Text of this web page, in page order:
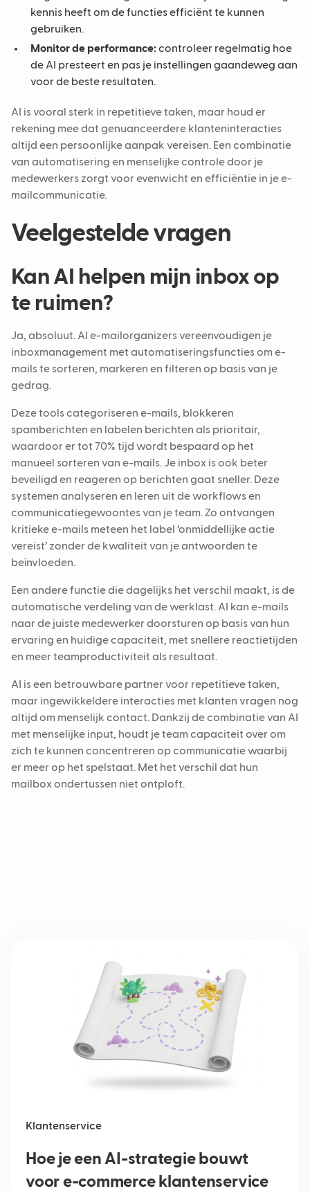
kennis heeft om de functies efficiënt te kunnen
gebruiken.
Monitor de performance:controleer regelmatig hoe
de AI presteert en pas je instellingen gaandeweg aan
voor de beste resultaten.
AI is vooral sterk in repetitieve taken, maar houd er
rekening mee dat genuanceerdere klanteninteracties
altijd een persoonlijke aanpak vereisen. Een combinatie
van automatisering en menselijke controle door je
medewerkers zorgt voor evenwicht en efficiëntie in je e-
mailcommunicatie.
Veelgestelde vragen
Kan AI helpen mijn inbox op
te ruimen?
Ja, absoluut. AI e-mailorganizers vereenvoudigen je
inboxmanagement met automatiseringsfuncties om e-
mails te sorteren, markeren en filteren op basis van je
gedrag.
Deze tools categoriseren e-mails, blokkeren
spamberichten en labelen berichten als prioritair,
waardoor er tot 70% tijd wordt bespaard op het
manueel sorteren van e-mails. Je inbox is ook beter
beveiligd en reageren op berichten gaat sneller. Deze
systemen analyseren en leren uit de workflows en
communicatiegewoontes van je team. Zo ontvangen
kritieke e-mails meteen het label ‘onmiddellijke actie
vereist’ zonder de kwaliteit van je antwoorden te
beïnvloeden.
Een andere functie die dagelijks het verschil maakt, is de
automatische verdeling van de werklast. AI kan e-mails
naar de juiste medewerker doorsturen op basis van hun
ervaring en huidige capaciteit, met snellere reactietijden
en meer teamproductiviteit als resultaat.
AI is een betrouwbare partner voor repetitieve taken,
maar ingewikkeldere interacties met klanten vragen nog
altijd om menselijk contact. Dankzij de combinatie van AI
met menselijke input, houdt je team capaciteit over om
zich te kunnen concentreren op communicatie waarbij
er meer op het spelstaat. Met het verschil dat hun
mailbox ondertussen niet ontploft.
Klantenservice
Hoe je een AI-strategie bouwt
voor e-commerce klantenservice